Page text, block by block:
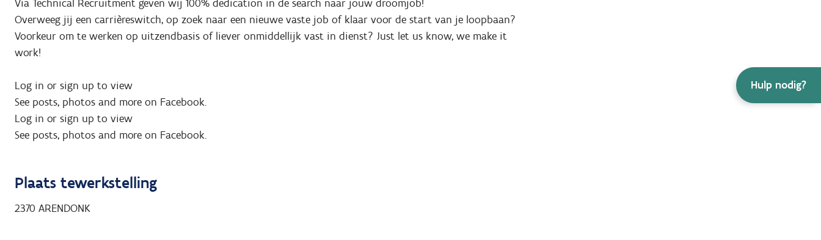
Hulp nodig?
Via Technical Recruitment geven wij 100% dedication in de search naar jouw droomjob!
Overweeg jij een carrièreswitch, op zoek naar een nieuwe vaste job of klaar voor de start van je loopbaan?
Voorkeur om te werken op uitzendbasis of liever onmiddellijk vast in dienst? Just let us know, we make it
work!
Log in or sign up to view
See posts, photos and more on Facebook.
Log in or sign up to view
See posts, photos and more on Facebook.
Plaats tewerkstelling
2370 ARENDONK